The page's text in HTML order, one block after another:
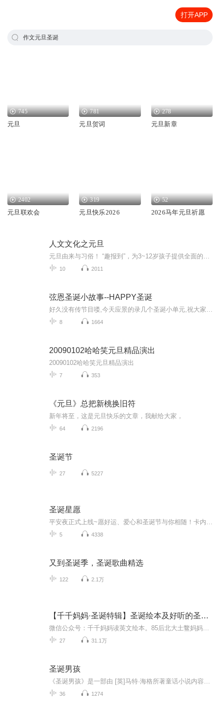
打开APP
作文元旦圣诞
745
元旦
781
元旦贺词
278
元旦新章
2402
元旦联欢会
319
元旦快乐2026
52
2026马年元旦祈愿
人文文化之元旦
10 2011
弦恩圣诞小故事--HAPPY圣诞
8 1664
20090102哈哈笑元旦精品演出
20090102哈哈笑元旦精品演出
7 353
《元旦》总把新桃换旧符
新年将至，这是元旦快乐的文章，我献给大家，
64 2196
圣诞节
27 5227
圣诞星愿
5 4338
又到圣诞季，圣诞歌曲精选
122 2.1万
【千千妈妈·圣诞特辑】圣诞绘本及好听的圣诞歌曲
27 31.1万
圣诞男孩
36 1274